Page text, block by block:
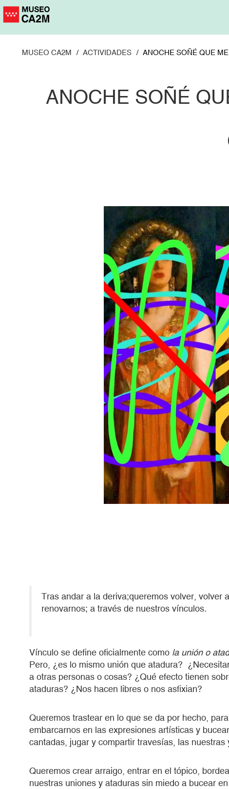
Pasar
MUSEO CA2M ACTIVIDADES ANOCHE SOÑÉ QUE
ANOCHE SOÑÉ
Tras andar a la deriva;queremos volver, volver
renovarnos; a través de nuestros vínculos.
Vínculo se define oficialmente como la unión o
Pero, ¿es lo mismo unión que atadura?
a otras personas o cosas? ¿Qué efecto tienen
ataduras? ¿Nos hacen libres o nos asfixian?
Queremos trastear en lo que se da por hecho,
embarcarnos en las expresiones artísticas y
cantadas, jugar y compartir travesías, las nuestras
Queremos crear arraigo, entrar en el tópico,
nuestras uniones y ataduras sin miedo a bucear